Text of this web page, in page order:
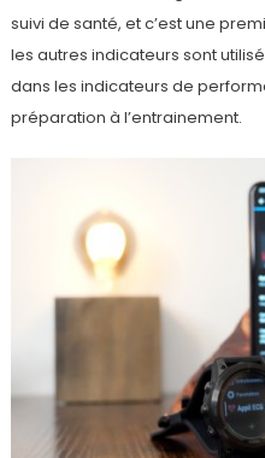
suivi de santé, et c’est une
les autres indicateurs sont
dans les indicateurs de
préparation à l’entrainement.